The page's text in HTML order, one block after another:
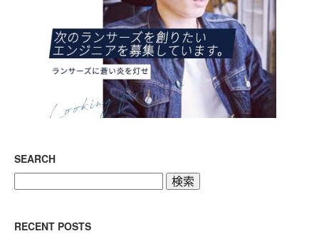
SEARCH
RECENT POSTS